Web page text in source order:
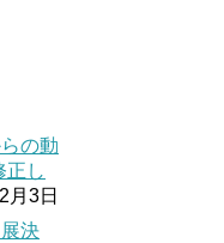
の動
正し
月3日
決